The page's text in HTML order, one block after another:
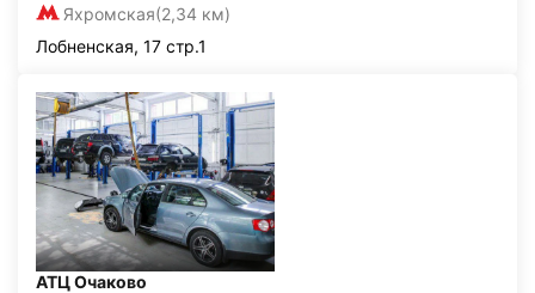
Яхромская(2,34 км)
Лобненская, 17 стр.1
АТЦ Очаково